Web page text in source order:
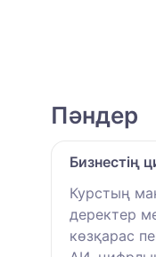
Пәндер
Бизнестің
Курстың
деректер
көзқарас